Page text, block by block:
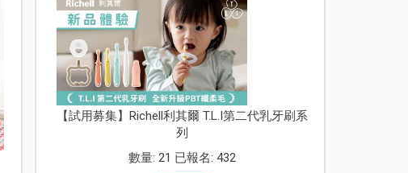
【試用募集】Richell利其爾 T.L.I第二代乳牙刷系
列
數量: 21 已報名: 432